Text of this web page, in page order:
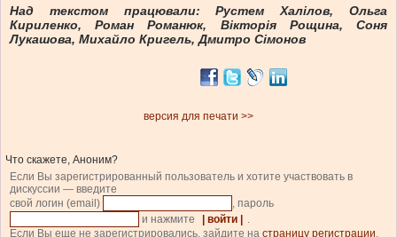
Над текстом працювали: Рустем Халілов, Ольга
Кириленко, Роман Романюк, Вікторія Рощина, Соня
Лукашова, Михайло Кригель, Дмитро Сімонов
версия для печати >>
Что скажете, Аноним?
Если Вы зарегистрированный пользователь и хотите участвовать в
дискуссии — введите
свой логин (email)
, пароль
и нажмите
| войти | .
Если Вы еще не зарегистрировались, зайдите на страницу регистрации.